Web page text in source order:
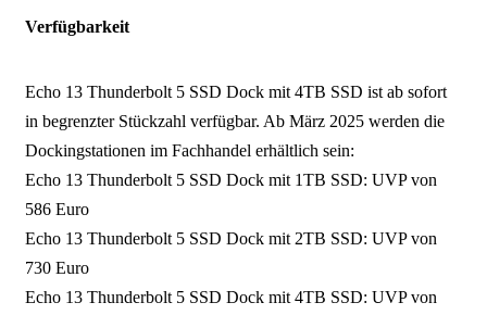
Verfügbarkeit
Echo 13 Thunderbolt 5 SSD Dock mit 4TB SSD ist ab sofort
in begrenzter Stückzahl verfügbar. Ab März 2025 werden die
Dockingstationen im Fachhandel erhältlich sein:
Echo 13 Thunderbolt 5 SSD Dock mit 1TB SSD: UVP von
586 Euro
Echo 13 Thunderbolt 5 SSD Dock mit 2TB SSD: UVP von
730 Euro
Echo 13 Thunderbolt 5 SSD Dock mit 4TB SSD: UVP von